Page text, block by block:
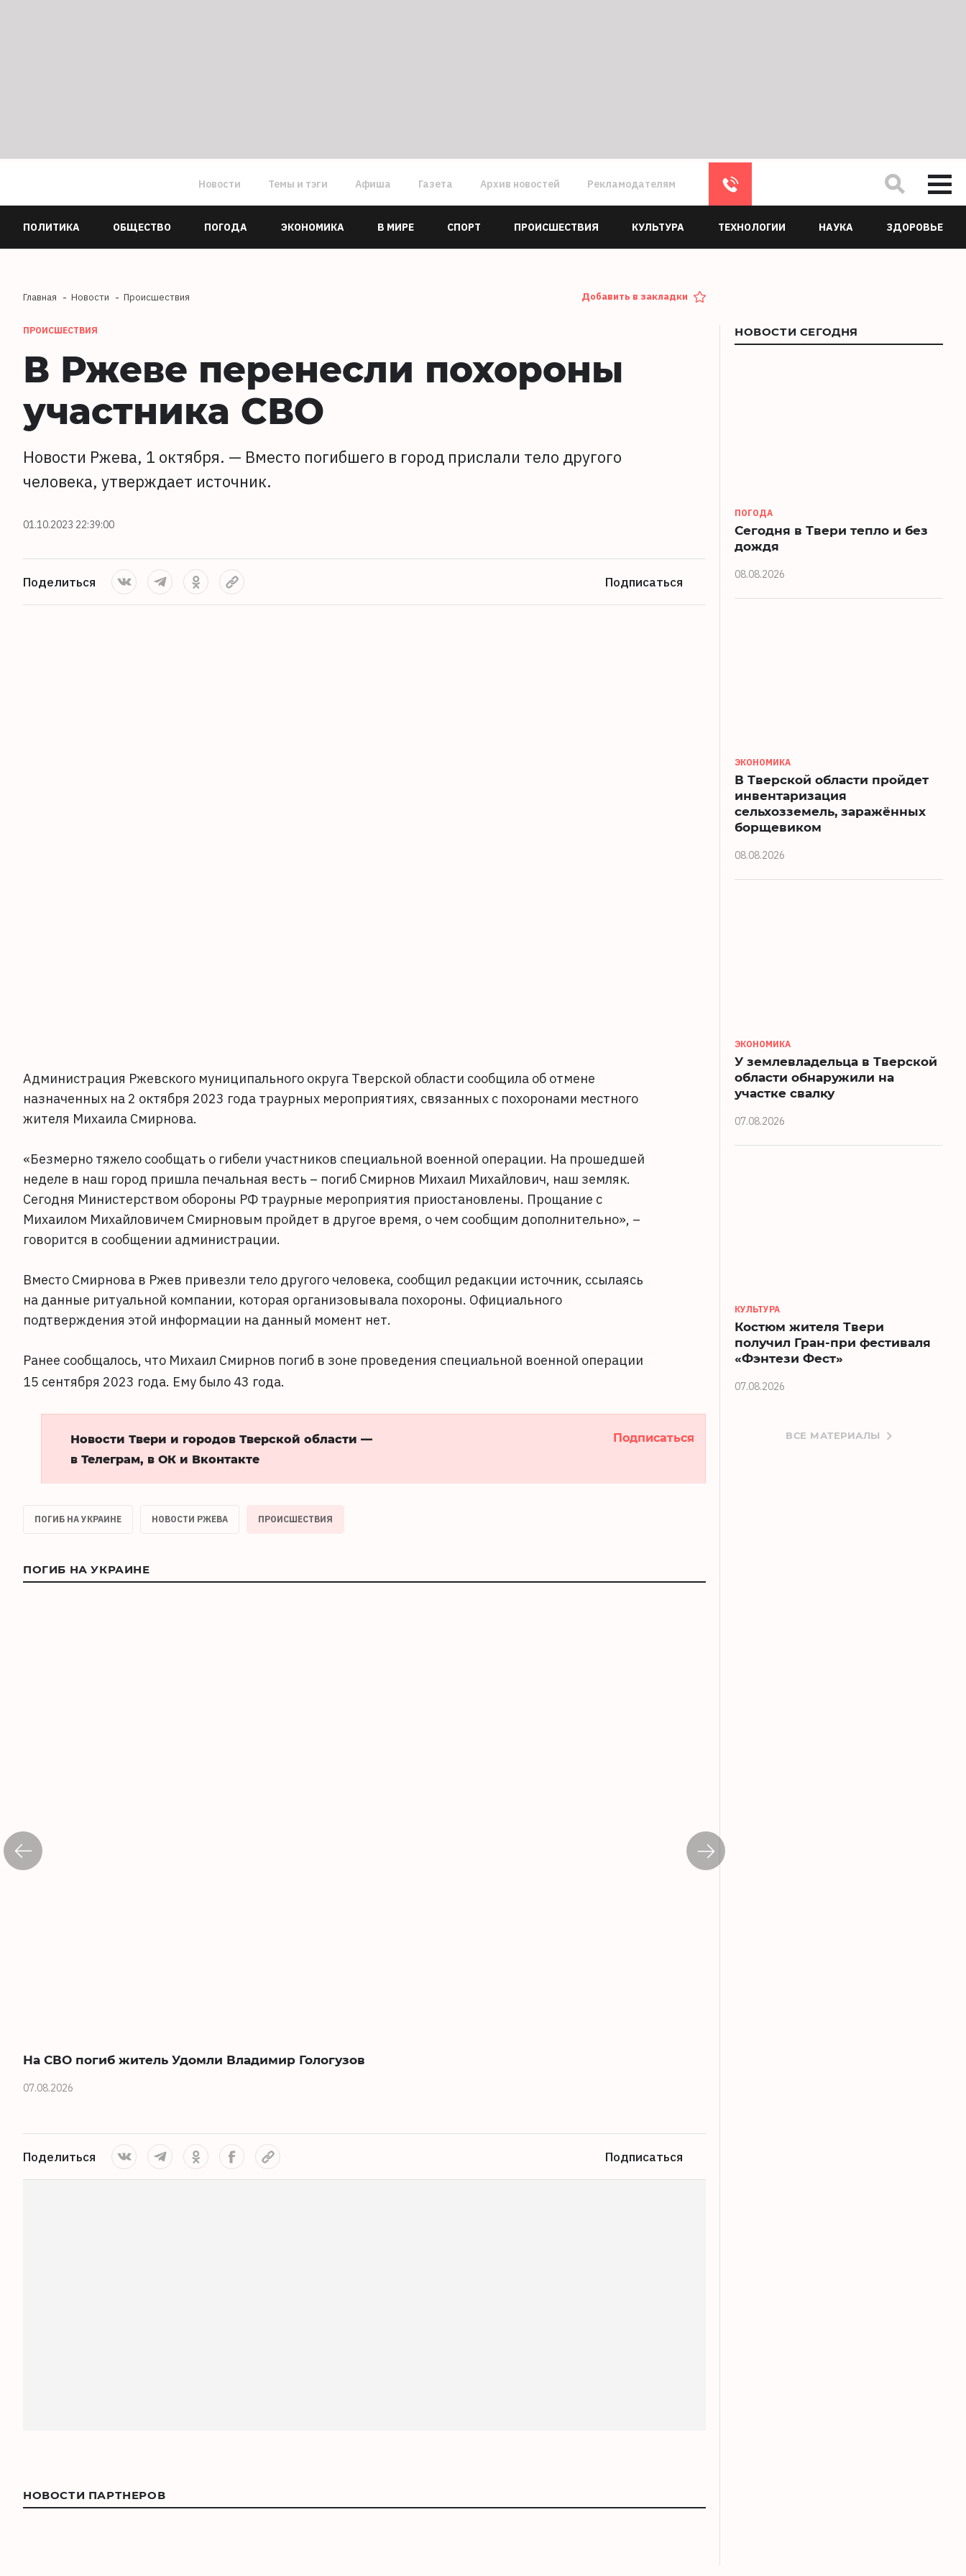
Новости Темы и тэги Афиша Газета Архив новостей Рекламодателям
ПОЛИТИКА ОБЩЕСТВО ПОГОДА ЭКОНОМИКА В МИРЕ СПОРТ ПРОИСШЕСТВИЯ КУЛЬТУРА ТЕХНОЛОГИИ НАУКА ЗДОРОВЬЕ
Главная Новости Происшествия Добавить в закладки
ПРОИСШЕСТВИЯ
В Ржеве перенесли похороны
участника СВО
Новости Ржева, 1 октября. — Вместо погибшего в город прислали тело другого
человека, утверждает источник.
01.10.2023 22:39:00
Поделиться Подписаться
Администрация Ржевского муниципального округа Тверской области сообщила об отмене
назначенных на 2 октября 2023 года траурных мероприятиях, связанных с похоронами местного
жителя Михаила Смирнова.
«Безмерно тяжело сообщать о гибели участников специальной военной операции. На прошедшей
неделе в наш город пришла печальная весть – погиб Смирнов Михаил Михайлович, наш земляк.
Сегодня Министерством обороны РФ траурные мероприятия приостановлены. Прощание с
Михаилом Михайловичем Смирновым пройдет в другое время, о чем сообщим дополнительно», –
говорится в сообщении администрации.
Вместо Смирнова в Ржев привезли тело другого человека, сообщил редакции источник, ссылаясь
на данные ритуальной компании, которая организовывала похороны. Официального
подтверждения этой информации на данный момент нет.
Ранее сообщалось, что Михаил Смирнов погиб в зоне проведения специальной военной операции
15 сентября 2023 года. Ему было 43 года.
Новости Твери и городов Тверской области —
в Телеграм, в ОК и Вконтакте
Подписаться
ПОГИБ НА УКРАИНЕ НОВОСТИ РЖЕВА ПРОИСШЕСТВИЯ
ПОГИБ НА УКРАИНЕ
На СВО погиб житель Удомли Владимир Гологузов
07.08.2026
Поделиться Подписаться
НОВОСТИ ПАРТНЕРОВ
НОВОСТИ СЕГОДНЯ
ПОГОДА
Сегодня в Твери тепло и без
дождя
08.08.2026
ЭКОНОМИКА
В Тверской области пройдет
инвентаризация
сельхозземель, заражённых
борщевиком
08.08.2026
ЭКОНОМИКА
У землевладельца в Тверской
области обнаружили на
участке свалку
07.08.2026
КУЛЬТУРА
Костюм жителя Твери
получил Гран-при фестиваля
«Фэнтези Фест»
07.08.2026
ВСЕ МАТЕРИАЛЫ